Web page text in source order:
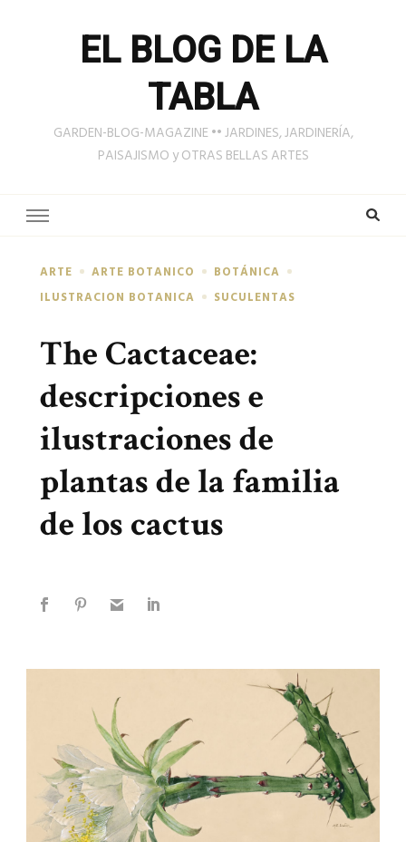
EL BLOG DE LA
TABLA
GARDEN-BLOG-MAGAZINE •• JARDINES, JARDINERÍA,
PAISAJISMO y OTRAS BELLAS ARTES
ARTE ARTE BOTANICO
BOTÁNICA
ILUSTRACION BOTANICA
SUCULENTAS
The Cactaceae:
descripciones e
ilustraciones de
plantas de la familia
de los cactus